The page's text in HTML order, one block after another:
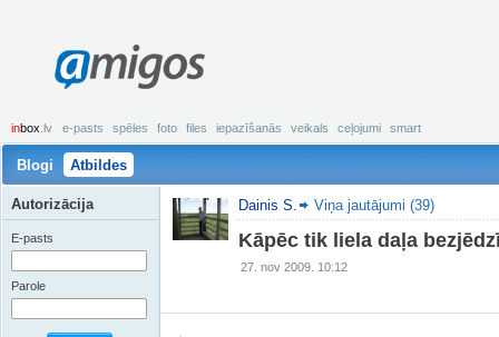
amigos
inbox .lv e-pasts spēles foto files iepazīšanās veikals ceļojumi smart
Blogi Atbildes
Dainis S. Viņa jautājumi (39)
Kāpēc tik liela daļa
27. nov 2009. 10:12
Autorizācija
E-pasts
Parole